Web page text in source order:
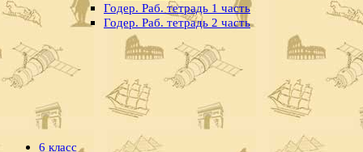
Годер. Раб. тетрадь 1 часть
Годер. Раб. тетрадь 2 часть
6 класс